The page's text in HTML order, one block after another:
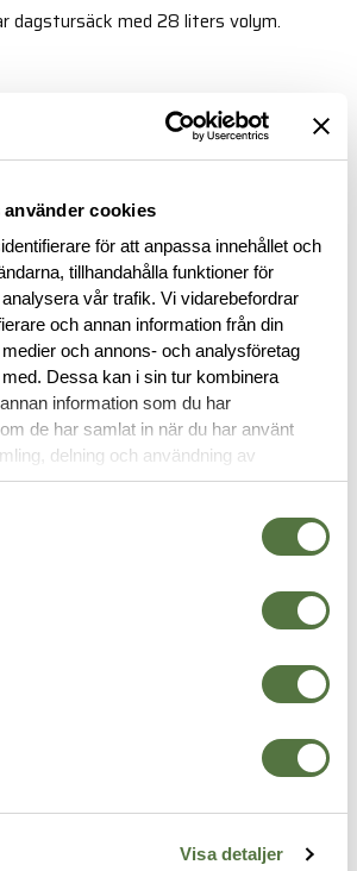
cookies
för att anpassa innehållet och
tillhandahålla funktioner för
vår trafik. Vi vidarebefordrar
och annan information från din
och annons- och analysföretag
Dessa kan i sin tur kombinera
information som du har
de har samlat in när du har använt
delning och användning av
användas för personalisering av
Visa detaljer
dagstursäck med 28 liters volym.
TASMANIAN TIGER